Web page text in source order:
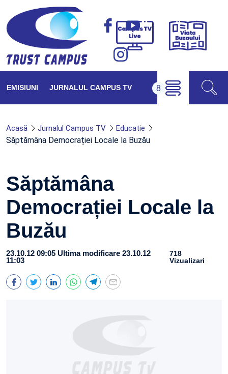
Campus
Viața
EMISIUNI JURNALUL CAMPUS TV
Acasă Jurnalul Campus TV Educatie
Săptămâna Democrației Locale la Buzău
Săptămâna
Democrației Locale la
Buzău
23.10.12 09:05 Ultima modificare 23.10.12
11:03
718
Vizualizari